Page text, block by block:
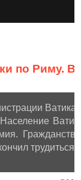
по Риму.
трудиться